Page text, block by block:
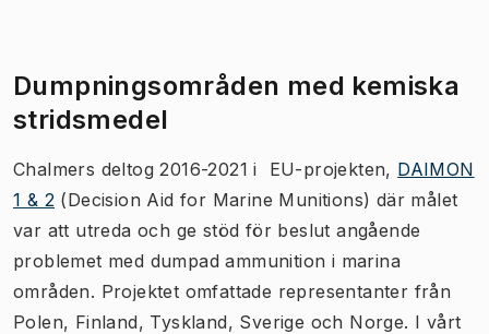
​​​​Dumpningsområden​ med kemiska
stridsmedel
Chalmers deltog 2016-2021 i EU-projekten, DAIMON
1 & 2 (Decision Aid for Marine Munitions) där målet
var att utreda och ge stöd för beslut angående
problemet med dumpad ammunition i marina
områden. Projektet omfattade representanter från
Polen, Finland, Tyskland, Sverige och Norge. I vårt